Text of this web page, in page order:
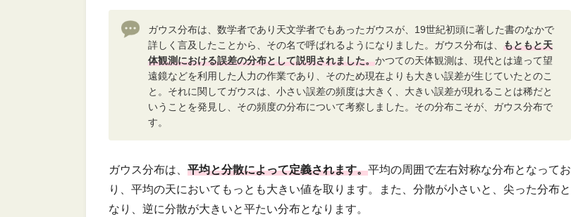
ガウス分布は、数学者であり天文学者でもあったガウスが、19世紀初頭に著した書のなかで
詳しく言及したことから、その名で呼ばれるようになりました。ガウス分布は、 もともと天
体観測における誤差の分布として説明されました。かつての天体観測は、現代とは違って望
遠鏡などを利用した人力の作業であり、そのため現在よりも大きい誤差が生じていたとのこ
と。それに関してガウスは、小さい誤差の頻度は大きく、大きい誤差が現れることは稀だと
いうことを発見し、その頻度の分布について考察しました。その分布こそが、ガウス分布で
す。
ガウス分布は、 平均と分散によって定義されます。平均の周囲で左右対称な分布となってお
り、平均の天においてもっとも大きい値を取ります。また、分散が小さいと、尖った分布と
なり、逆に分散が大きいと平たい分布となります。